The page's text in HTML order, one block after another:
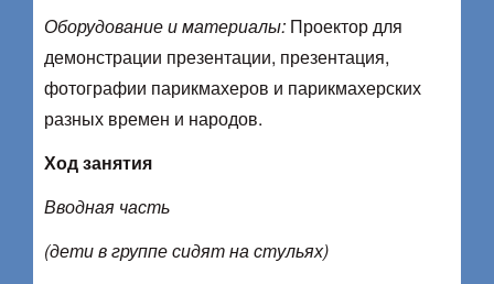
Оборудование и материалы: Проектор для
демонстрации презентации, презентация,
фотографии парикмахеров и парикмахерских
разных времен и народов.
Ход занятия
Вводная часть
(дети в группе сидят на стульях)